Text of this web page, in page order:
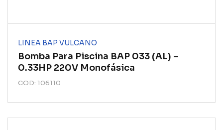
LINEA BAP VULCANO
Bomba Para Piscina BAP 033 (AL) –
0.33HP 220V Monofásica
COD: 106110